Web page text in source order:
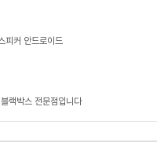
피커 안드로이드
랙박스 전문점입니다